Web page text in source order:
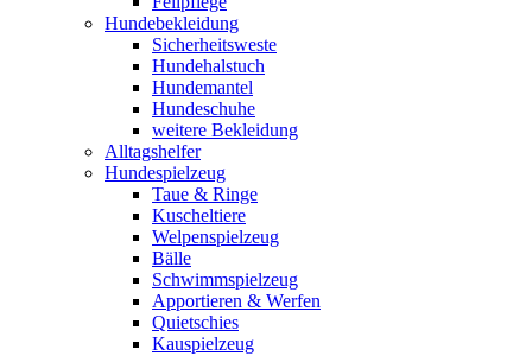
Hundebekleidung
Sicherheitsweste
Hundehalstuch
Hundemantel
Hundeschuhe
weitere Bekleidung
Alltagshelfer
Hundespielzeug
Taue & Ringe
Kuscheltiere
Welpenspielzeug
Bälle
Schwimmspielzeug
Apportieren & Werfen
Quietschies
Kauspielzeug